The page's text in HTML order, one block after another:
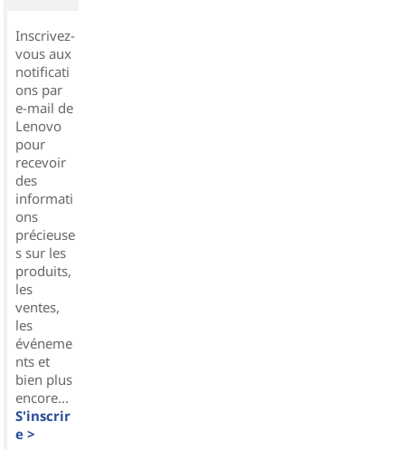
Inscrivez-
vous aux
notificati
ons par
e-mail de
Lenovo
pour
recevoir
des
informati
ons
précieuse
s sur les
produits,
les
ventes,
les
événeme
nts et
bien plus
encore...
S'inscrir
e >